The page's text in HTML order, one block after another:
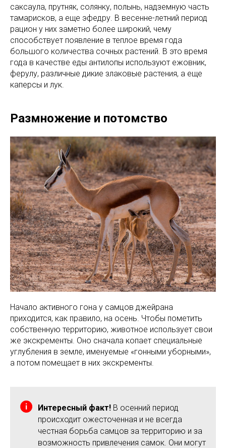
саксаула, прутняк, солянку, полынь, надземную часть
тамарисков, а еще эфедру. В весенне-летний период
рацион у них заметно более широкий, чему
способствует появление в теплое время года
большого количества сочных растений. В это время
года в качестве еды антилопы используют ежовник,
ферулу, различные дикие злаковые растения, а еще
каперсы и лук.
Размножение и потомство
Начало активного гона у самцов джейрана
приходится, как правило, на осень. Чтобы пометить
собственную территорию, животное использует свои
же экскременты. Оно сначала копает специальные
углубления в земле, именуемые «гонными уборными»,
а потом помещает в них экскременты.
Интересный факт! В осенний период
происходит ожесточенная и не всегда
честная борьба самцов за территорию и за
возможность привлечения самок. Они могут